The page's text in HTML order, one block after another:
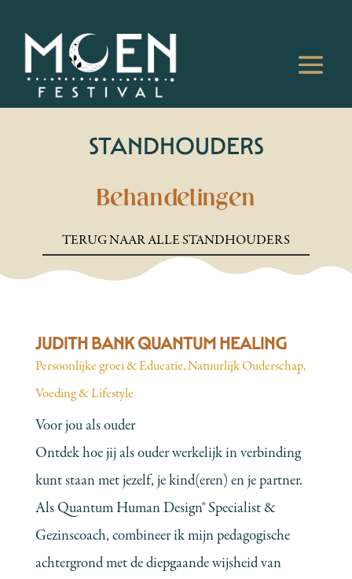
STANDHOUDERS
Behandelingen
TERUG NAAR ALLE STANDHOUDERS
JUDITH BANK QUANTUM HEALING
Persoonlijke groei & Educatie,Natuurlijk Ouderschap,
Voeding & Lifestyle
Voor jou als ouder
Ontdek hoe jij als ouder werkelijk in verbinding
kunt staan met jezelf, je kind(eren) en je partner.
Als Quantum Human Design® Specialist &
Gezinscoach, combineer ik mijn pedagogische
achtergrond met de diepgaande wijsheid van